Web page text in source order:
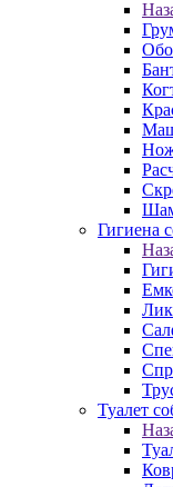
Гигиена
Туалет